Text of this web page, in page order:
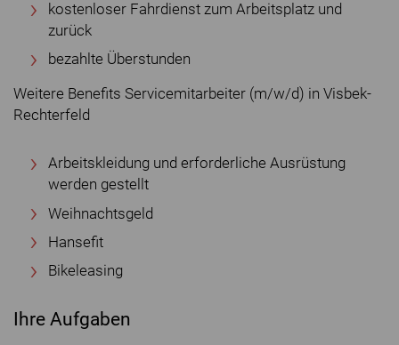
kostenloser Fahrdienst zum Arbeitsplatz und
zurück
bezahlte Überstunden
Weitere Benefits Servicemitarbeiter (m/w/d) in Visbek-
Rechterfeld
Arbeitskleidung und erforderliche Ausrüstung
werden gestellt
Weihnachtsgeld
Hansefit
Bikeleasing
Ihre Aufgaben